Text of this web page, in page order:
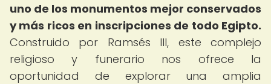
uno de los monumentos mejor conservados
y más ricos en inscripciones de todo Egipto.
Construido por Ramsés III, este complejo
religioso y funerario nos ofrece la
oportunidad de explorar una amplia